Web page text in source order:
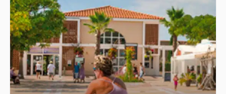
04 67 90 92 51
E-Mail
Öffnungszeiten ansehen
3 Place du Bicentenaire
34420 PORTIRAGNES-PLAGE